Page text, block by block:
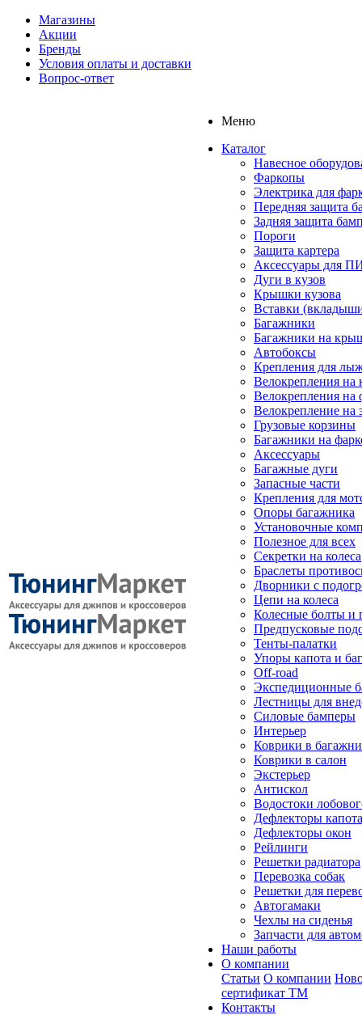
Магазины
Акции
Бренды
Условия оплаты и доставки
Вопрос-ответ
Меню
Каталог
Навесное
Фаркопы
Электрика для
Передняя защита
Задняя защита
Пороги
Защита картера
Аксессуары для
Дуги в кузов
Крышки кузова
Вставки
Багажники
Багажники на
Автобоксы
Крепления для
Велокрепления
Велокрепления на
Велокрепление на
Грузовые корзины
Багажники на
Аксессуары
Багажные дуги
Запасные части
Крепления для
Опоры багажника
Установочные
Полезное для всех
Секретки на колеса
Браслеты
Дворники с
Цепи на колеса
Колесные болты и
Предпусковые
Тенты-палатки
Упоры капота и
Off-road
Экспедиционные
Лестницы для
Силовые бамперы
Интерьер
Коврики в
Коврики в салон
Экстерьер
Антискол
Водостоки
Дефлекторы капота
Дефлекторы окон
Рейлинги
Решетки радиатора
Перевозка собак
Решетки для
Автогамаки
Чехлы на сиденья
Запчасти для
Наши работы
О компании
Статьи О компании
сертификат ТМ
Контакты